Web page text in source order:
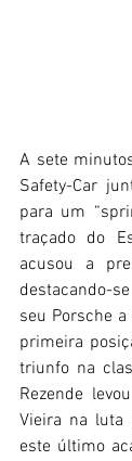
A sete
Safety-Car
para um
traçado do
acusou a
destacando-
seu Porsche
primeira
triunfo na
Rezende
Vieira na luta
este último